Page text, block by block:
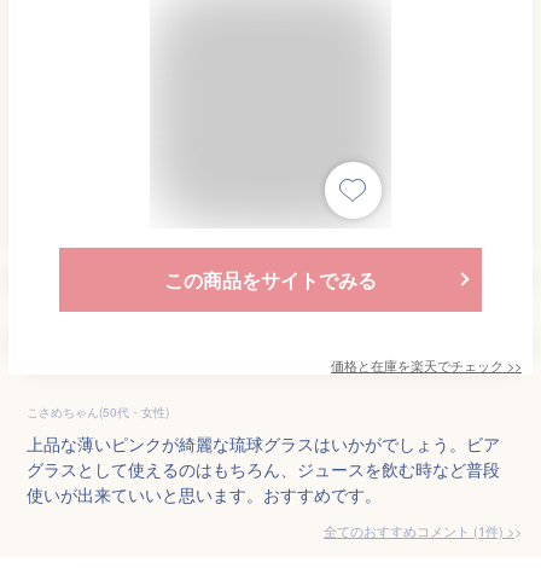
この商品をサイトでみる
価格と在庫を楽天でチェック >>
こさめちゃん(50代・女性)
上品な薄いピンクが綺麗な琉球グラスはいかがでしょう。ビア
グラスとして使えるのはもちろん、ジュースを飲む時など普段
使いが出来ていいと思います。おすすめです。
全てのおすすめコメント (1件) >